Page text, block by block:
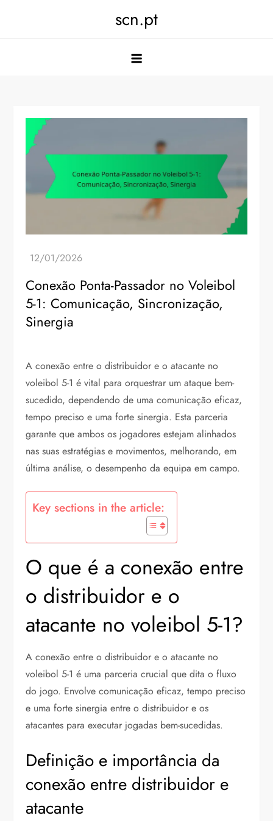
scn.pt
Conexão Ponta-Passador no Voleibol
5-1: Comunicação, Sincronização,
Sinergia
A conexão entre o distribuidor e o atacante no
voleibol 5-1 é vital para orquestrar um ataque bem-
sucedido, dependendo de uma comunicação eficaz,
tempo preciso e uma forte sinergia. Esta parceria
garante que ambos os jogadores estejam alinhados
nas suas estratégias e movimentos, melhorando, em
última análise, o desempenho da equipa em campo.
Key sections in the article:
O que é a conexão entre
o distribuidor e o
atacante no voleibol 5-1?
A conexão entre o distribuidor e o atacante no
voleibol 5-1 é uma parceria crucial que dita o fluxo
do jogo. Envolve comunicação eficaz, tempo preciso
e uma forte sinergia entre o distribuidor e os
atacantes para executar jogadas bem-sucedidas.
Definição e importância da
conexão entre distribuidor e
atacante